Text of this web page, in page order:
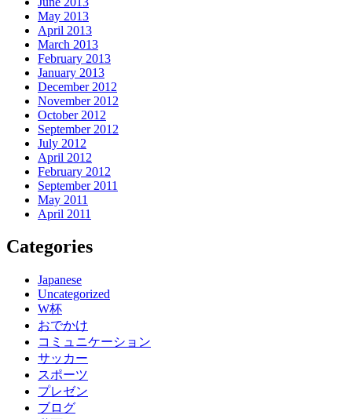
May 2013
April 2013
March 2013
February 2013
January 2013
December 2012
November 2012
October 2012
September 2012
July 2012
April 2012
February 2012
September 2011
May 2011
April 2011
Categories
Japanese
Uncategorized
W杯
おでかけ
コミュニケーション
サッカー
スポーツ
プレゼン
ブログ